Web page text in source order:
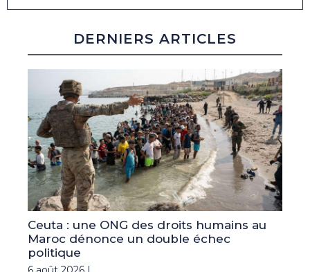
DERNIERS ARTICLES
Ceuta : une ONG des droits humains au
Maroc dénonce un double échec
politique